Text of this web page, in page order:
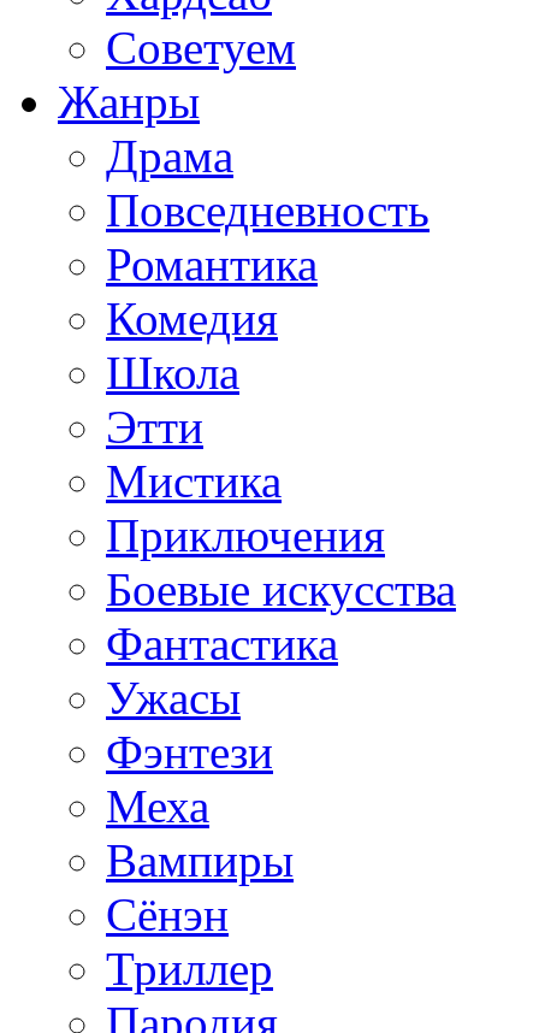
Советуем
Жанры
Драма
Повседневность
Романтика
Комедия
Школа
Этти
Мистика
Приключения
Боевые искусства
Фантастика
Ужасы
Фэнтези
Меха
Вампиры
Сёнэн
Триллер
Пародия